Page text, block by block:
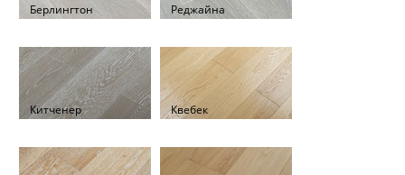
Берлингтон Реджайна
Китченер Квебек